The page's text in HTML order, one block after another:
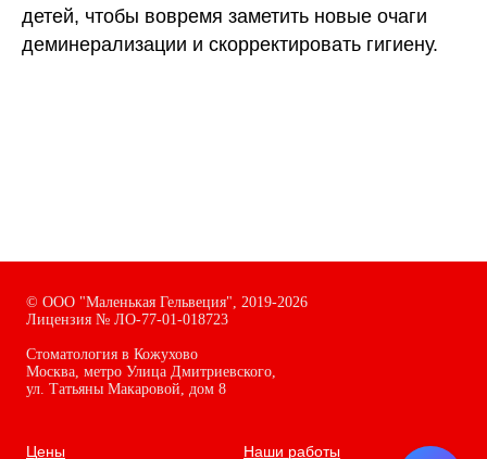
детей, чтобы вовремя заметить новые очаги
деминерализации и скорректировать гигиену.
© ООО "Маленькая Гельвеция", 2019-2026
Лицензия № ЛО-77-01-018723
Стоматология в Кожухово
Москва, метро Улица Дмитриевского,
ул. Татьяны Макаровой, дом 8
Цены Наши работы